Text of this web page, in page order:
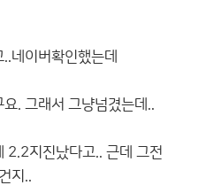
네이버확인했는데
. 그래서 그냥넘겼는데..
2.2지진났다고.. 근데 그전
지..